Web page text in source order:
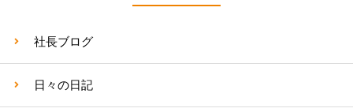
社長ブログ
日々の日記